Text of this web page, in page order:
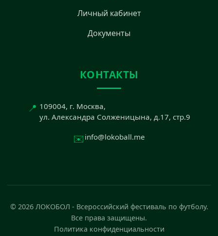
Личный кабинет
Документы
КОНТАКТЫ
📍 109004, г. Москва,
ул. Александра Солженицына, д.17, стр.9
✉️ info@lokoball.me
© 2026 ЛОКОБОЛ - Всероссийский фестиваль по футболу.
Все права защищены.
Политика конфиденциальности